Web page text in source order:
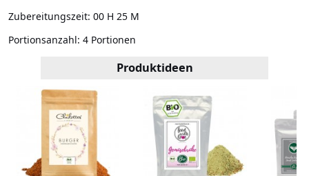
Zubereitungszeit: 00 H 25 M
Portionsanzahl: 4 Portionen
Produktideen